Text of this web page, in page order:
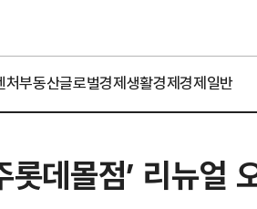
처부동산글로벌경제생활경제경제일반
롯데몰점’ 리뉴얼